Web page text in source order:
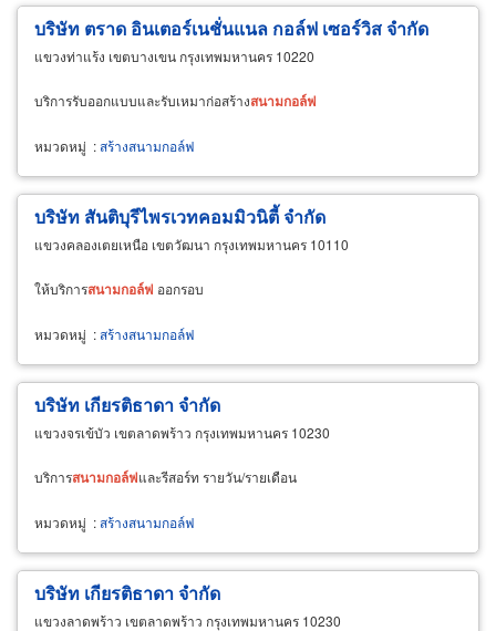
บริษัท ตราด อินเตอร์เนชั่นแนล กอล์ฟ เซอร์วิส จำกัด
แขวงท่าแร้ง เขตบางเขน กรุงเทพมหานคร 10220
บริการรับออกแบบและรับเหมาก่อสร้างสนามกอล์ฟ
หมวดหมู่ :สร้างสนามกอล์ฟ
บริษัท สันติบุรีไพรเวทคอมมิวนิตี้ จำกัด
แขวงคลองเตยเหนือ เขตวัฒนา กรุงเทพมหานคร 10110
ให้บริการสนามกอล์ฟ ออกรอบ
หมวดหมู่ :สร้างสนามกอล์ฟ
บริษัท เกียรติธาดา จำกัด
แขวงจรเข้บัว เขตลาดพร้าว กรุงเทพมหานคร 10230
บริการสนามกอล์ฟและรีสอร์ท รายวัน/รายเดือน
หมวดหมู่ :สร้างสนามกอล์ฟ
บริษัท เกียรติธาดา จำกัด
แขวงลาดพร้าว เขตลาดพร้าว กรุงเทพมหานคร 10230